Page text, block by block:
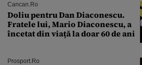
Cancan.ro
Doliu pentru Dan Diaconescu.
Fratele lui, Mario Diaconescu, a
încetat din viață la doar 60 de ani
Prosport.ro